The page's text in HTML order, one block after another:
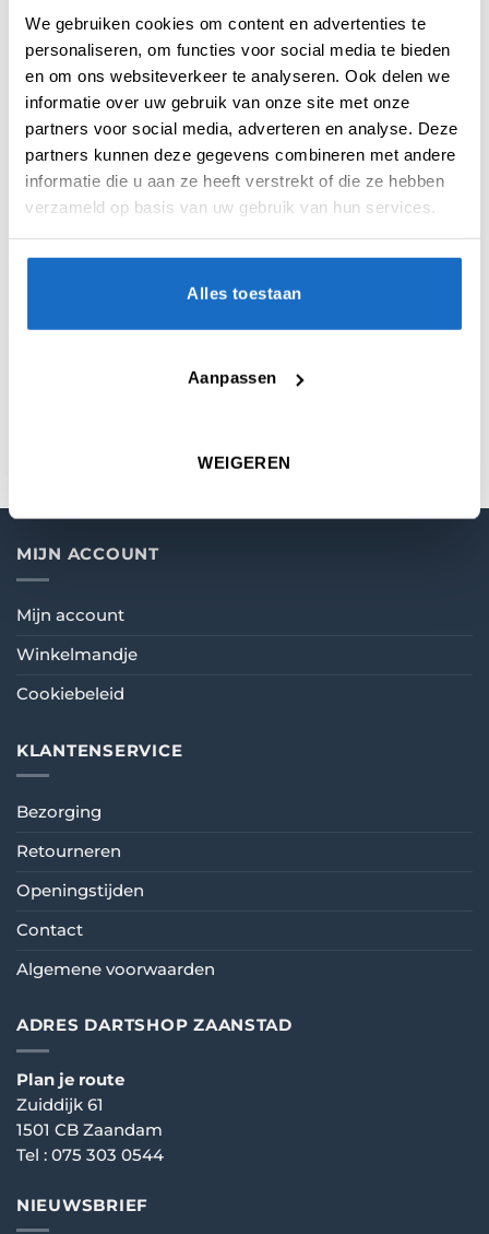
We gebruiken cookies om content en advertenties te
personaliseren, om functies voor social media te bieden
en om ons websiteverkeer te analyseren. Ook delen we
informatie over uw gebruik van onze site met onze
partners voor social media, adverteren en analyse. Deze
partners kunnen deze gegevens combineren met andere
informatie die u aan ze heeft verstrekt of die ze hebben
verzameld op basis van uw gebruik van hun services.
Alles toestaan
Aanpassen
WEIGEREN
Categorieën: , Steel Points
Merk:Mission
MIJN ACCOUNT
Mijn account
Winkelmandje
Cookiebeleid
KLANTENSERVICE
Bezorging
Retourneren
Openingstijden
Contact
Algemene voorwaarden
ADRES DARTSHOP ZAANSTAD
Plan je route
Zuiddijk 61
1501 CB Zaandam
Tel : 075 303 0544
NIEUWSBRIEF